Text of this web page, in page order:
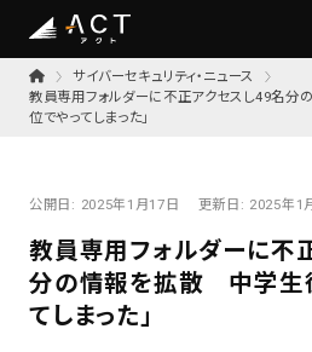
サイバーセキュリティ・ニュース
教員専用フォルダーに不正アクセスし49名
位でやってしまった」
公開日: 2025年1月17日 更新日: 2025年1
教員専用フォルダーに不
分の情報を拡散 中学生
てしまった」